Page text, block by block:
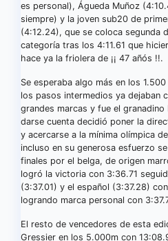
es personal), Águeda Muñoz
siempre) y la joven sub20 de
(4:12.24), que se coloca segunda
categoría tras los 4:11.61 que
hace ya la friolera de ¡¡ 47 añós !!.
Se esperaba algo más en los
los pasos intermedios ya dejaban
grandes marcas y fue el granadino
darse cuenta decidió poner la
y acercarse a la mínima olímpica
incluso en su generosa esfuerzo
finales por el belga, de origen
logró la victoria con 3:36.71
(3:37.01) y el español (3:37.28)
logrando marca personal con
El resto de vencedores de esta
Gressier en los 5.000m con